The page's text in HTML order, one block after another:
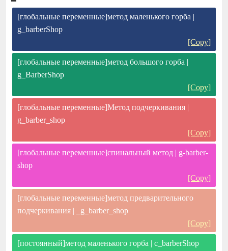
[глобальные переменные]метод маленького горба |
g_barberShop
[Copy]
[глобальные переменные]метод большого горба |
g_BarberShop
[Copy]
[глобальные переменные]Метод подчеркивания |
g_barber_shop
[Copy]
[глобальные переменные]спинальный метод | g-barber-
shop
[Copy]
[глобальные переменные]метод предварительного
подчеркивания | _g_barber_shop
[Copy]
[постоянный]метод маленького горба | c_barberShop